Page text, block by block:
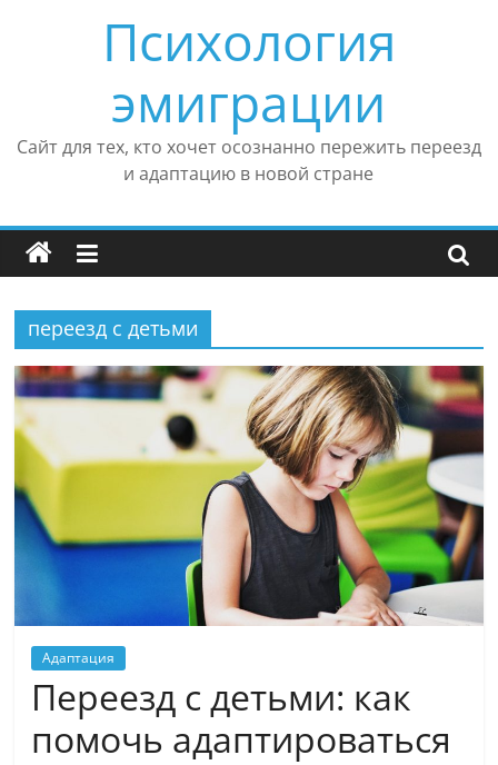
содержимомуПсихология
эмиграции
Сайт для тех, кто хочет осознанно пережить переезд
и адаптацию в новой стране
переезд с детьми
Адаптация
Переезд с детьми: как
помочь адаптироваться